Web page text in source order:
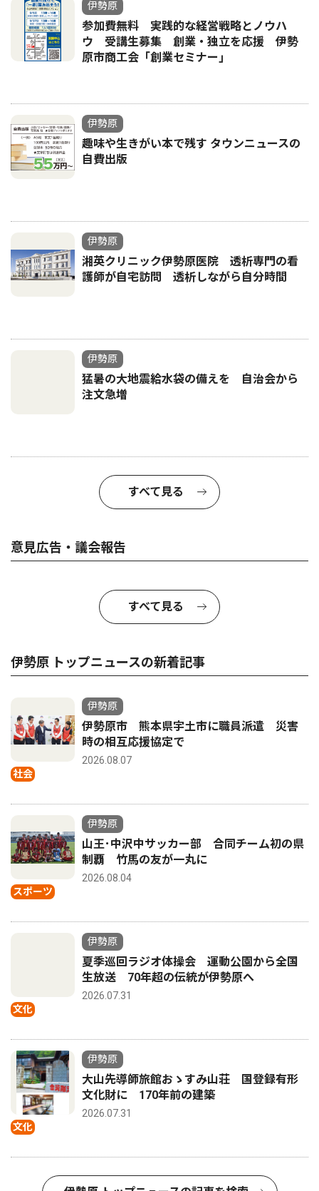
伊勢原
参加費無料 実践的な経営戦略とノウハ
ウ 受講生募集 創業・独立を応援 伊勢
原市商工会「創業セミナー｣
伊勢原
趣味や生きがい本で残す タウンニュースの
自費出版
伊勢原
湘英クリニック伊勢原医院 透析専門の看
護師が自宅訪問 透析しながら自分時間
伊勢原
猛暑の大地震給水袋の備えを 自治会から
注文急増
すべて見る
意見広告・議会報告
すべて見る
伊勢原 トップニュースの新着記事
社会
伊勢原
伊勢原市 熊本県宇土市に職員派遣 災害
時の相互応援協定で
2026.08.07
スポーツ
伊勢原
山王･中沢中サッカー部 合同チーム初の県
制覇 竹馬の友が一丸に
2026.08.04
文化
伊勢原
夏季巡回ラジオ体操会 運動公園から全国
生放送 70年超の伝統が伊勢原へ
2026.07.31
文化
伊勢原
大山先導師旅館おゝすみ山荘 国登録有形
文化財に 170年前の建築
2026.07.31